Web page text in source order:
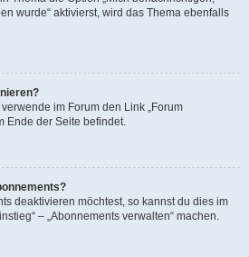
wurde“ aktivierst, wird das Thema ebenfalls
im Forum den Link „Forum
Ende der Seite befindet.
deaktivieren möchtest, so kannst du dies im
– „Abonnements verwalten“ machen.